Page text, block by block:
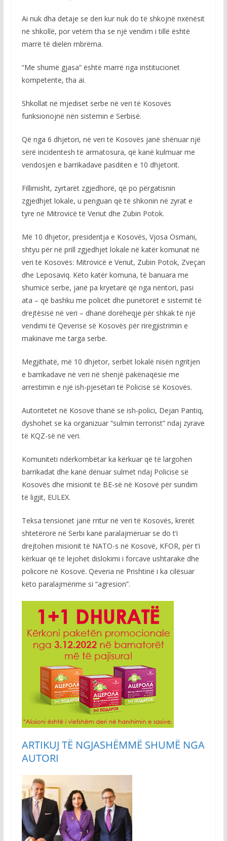
Ai nuk dha detaje se deri kur nuk do të shkojnë nxënësit
në shkollë, por vetëm tha se një vendim i tillë është
marrë të dielën mbrëma.
“Me shumë gjasa” është marrë nga institucionet
kompetente, tha ai.
Shkollat në mjediset serbe në veri të Kosovës
funksionojnë nën sistemin e Serbisë.
Që nga 6 dhjetori, në veri të Kosovës janë shënuar një
sërë incidentesh të armatosura, që kanë kulmuar me
vendosjen e barrikadave pasditen e 10 dhjetorit.
Fillimisht, zyrtarët zgjedhorë, që po përgatisnin
zgjedhjet lokale, u penguan që të shkonin në zyrat e
tyre në Mitrovicë të Veriut dhe Zubin Potok.
Më 10 dhjetor, presidentja e Kosovës, Vjosa Osmani,
shtyu për në prill zgjedhjet lokale në katër komunat në
veri të Kosovës: Mitrovicë e Veriut, Zubin Potok, Zveçan
dhe Leposaviq. Këto katër komuna, të banuara me
shumicë serbe, janë pa kryetarë që nga nëntori, pasi
ata – që bashku me policët dhe punëtorët e sistemit të
drejtësisë në veri – dhanë dorëheqje për shkak të një
vendimi të Qeverisë së Kosovës për riregjistrimin e
makinave me targa serbe.
Megjithatë, më 10 dhjetor, serbët lokalë nisën ngritjen
e barrikadave në veri në shenjë pakënaqësie me
arrestimin e një ish-pjesëtari të Policisë së Kosovës.
Autoritetet në Kosovë thanë se ish-polici, Dejan Pantiq,
dyshohet se ka organizuar “sulmin terrorist” ndaj zyrave
të KQZ-së në veri.
Komuniteti ndërkombëtar ka kërkuar që të largohen
barrikadat dhe kanë dënuar sulmet ndaj Policisë së
Kosovës dhe misionit të BE-së në Kosovë për sundim
të ligjit, EULEX.
Teksa tensionet janë rritur në veri të Kosovës, krerët
shtetërorë në Serbi kanë paralajmëruar se do t’i
drejtohen misionit të NATO-s në Kosovë, KFOR, për t’i
kërkuar që të lejohet dislokimi i forcave ushtarake dhe
policore në Kosovë. Qeveria në Prishtinë i ka cilësuar
këto paralajmërime si “agresion”.
ARTIKUJ TË NGJASHËMMË SHUMË NGA
AUTORI